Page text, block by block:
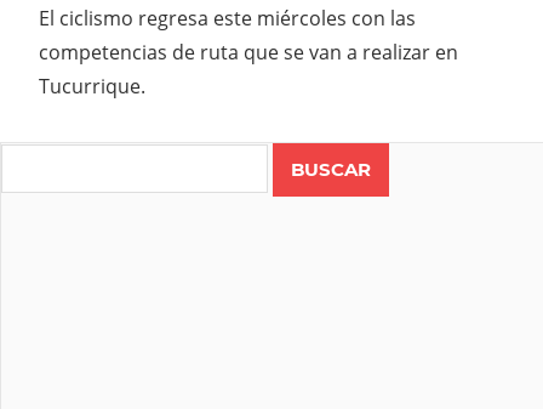
El ciclismo regresa este miércoles con las
competencias de ruta que se van a realizar en
Tucurrique.